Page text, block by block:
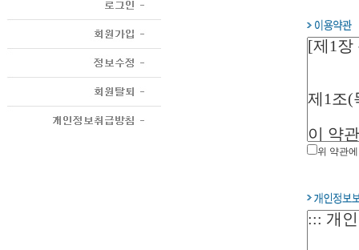
위 약관